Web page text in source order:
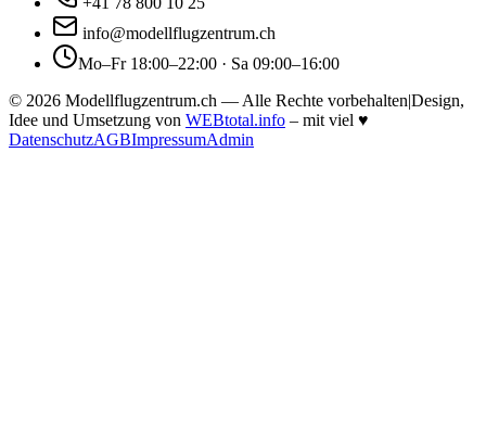
info@modellflugzentrum.ch
Mo–Fr 18:00–22:00 · Sa 09:00–16:00
© 2026 Modellflugzentrum.ch — Alle Rechte vorbehalten|Design,
Idee und Umsetzung von WEBtotal.info – mit viel ♥
DatenschutzAGBImpressumAdmin